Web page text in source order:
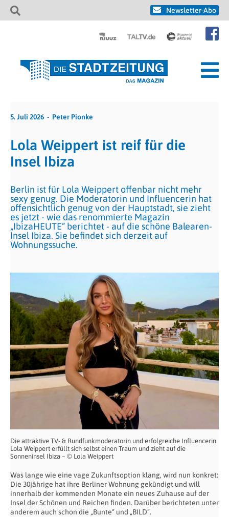
Newsletter-Abo
5. Juli 2026 Peter Pionke
Lola Weippert ist reif für die
Insel Ibiza
Berlin ist für Lola Weippert offenbar nicht mehr
sexy genug. Die Moderatorin und Influencerin hat
offensichtlich genug von der Hauptstadt, sie zieht
es jetzt - wie das renommierte Magazin
„IbizaHEUTE“ berichtet - auf die schöne Balearen-
Insel Ibiza. Sie befindet sich derzeit auf
Wohnungssuche.
Die attraktive TV- & Rundfunkmoderatorin und erfolgreiche Influencerin
Lola Weippert erfüllt sich selbst einen Traum und zieht auf die
Sonneninsel Ibiza – © Lola Weippert
Was lange wie eine vage Zukunftsoption klang, wird nun konkret:
Die 30jährige hat ihre Berliner Wohnung gekündigt und will
innerhalb der kommenden Monate ein neues Zuhause auf der
Insel der Schönen und Reichen finden. Darüber berichteten unter
anderem auch schon die „Bunte“ und „BILD“.